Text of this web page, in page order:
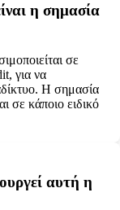
η σημασία
σε
για να
Η σημασία
σε κάποιο ειδικό
αυτή η